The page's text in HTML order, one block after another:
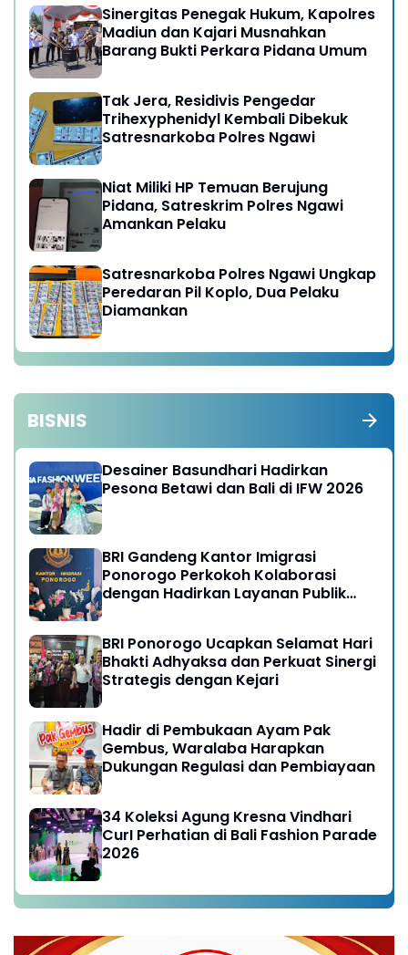
Sinergitas Penegak Hukum, Kapolres
Madiun dan Kajari Musnahkan
Barang Bukti Perkara Pidana Umum
Tak Jera, Residivis Pengedar
Trihexyphenidyl Kembali Dibekuk
Satresnarkoba Polres Ngawi
Niat Miliki HP Temuan Berujung
Pidana, Satreskrim Polres Ngawi
Amankan Pelaku
Satresnarkoba Polres Ngawi Ungkap
Peredaran Pil Koplo, Dua Pelaku
Diamankan
BISNIS
Desainer Basundhari Hadirkan
Pesona Betawi dan Bali di IFW 2026
BRI Gandeng Kantor Imigrasi
Ponorogo Perkokoh Kolaborasi
dengan Hadirkan Layanan Publik
BRI Ponorogo Ucapkan Selamat Hari
Bhakti Adhyaksa dan Perkuat Sinergi
Strategis dengan Kejari
Hadir di Pembukaan Ayam Pak
Gembus, Waralaba Harapkan
Dukungan Regulasi dan Pembiayaan
34 Koleksi Agung Kresna Vindhari
CurI Perhatian di Bali Fashion Parade
2026